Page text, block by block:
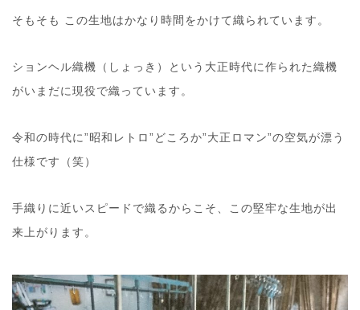
そもそも この生地はかなり時間をかけて織られています。
ションヘル織機（しょっき）という大正時代に作られた織機
がいまだに現役で織っています。
令和の時代に”昭和レトロ”どころか”大正ロマン”の空気が漂う
仕様です（笑）
手織りに近いスピードで織るからこそ、この堅牢な生地が出
来上がります。